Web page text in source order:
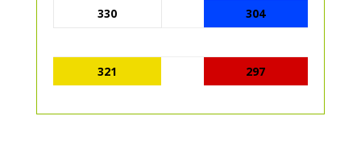
330 304
321 297